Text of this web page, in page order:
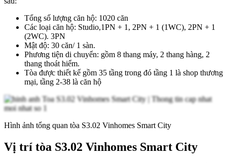
Tổng số lượng căn hộ: 1020 căn
Các loại căn hộ: Studio,1PN + 1, 2PN + 1 (1WC), 2PN + 1
(2WC). 3PN
Mật độ: 30 căn/ 1 sàn.
Phương tiện di chuyển: gồm 8 thang máy, 2 thang hàng, 2
thang thoát hiểm.
Tòa được thiết kế gồm 35 tầng trong đó tầng 1 là shop thương
mại, tầng 2-38 là căn hộ
Hình ảnh tổng quan tòa S3.02 Vinhomes Smart City
Vị trí tòa S3.02 Vinhomes Smart City